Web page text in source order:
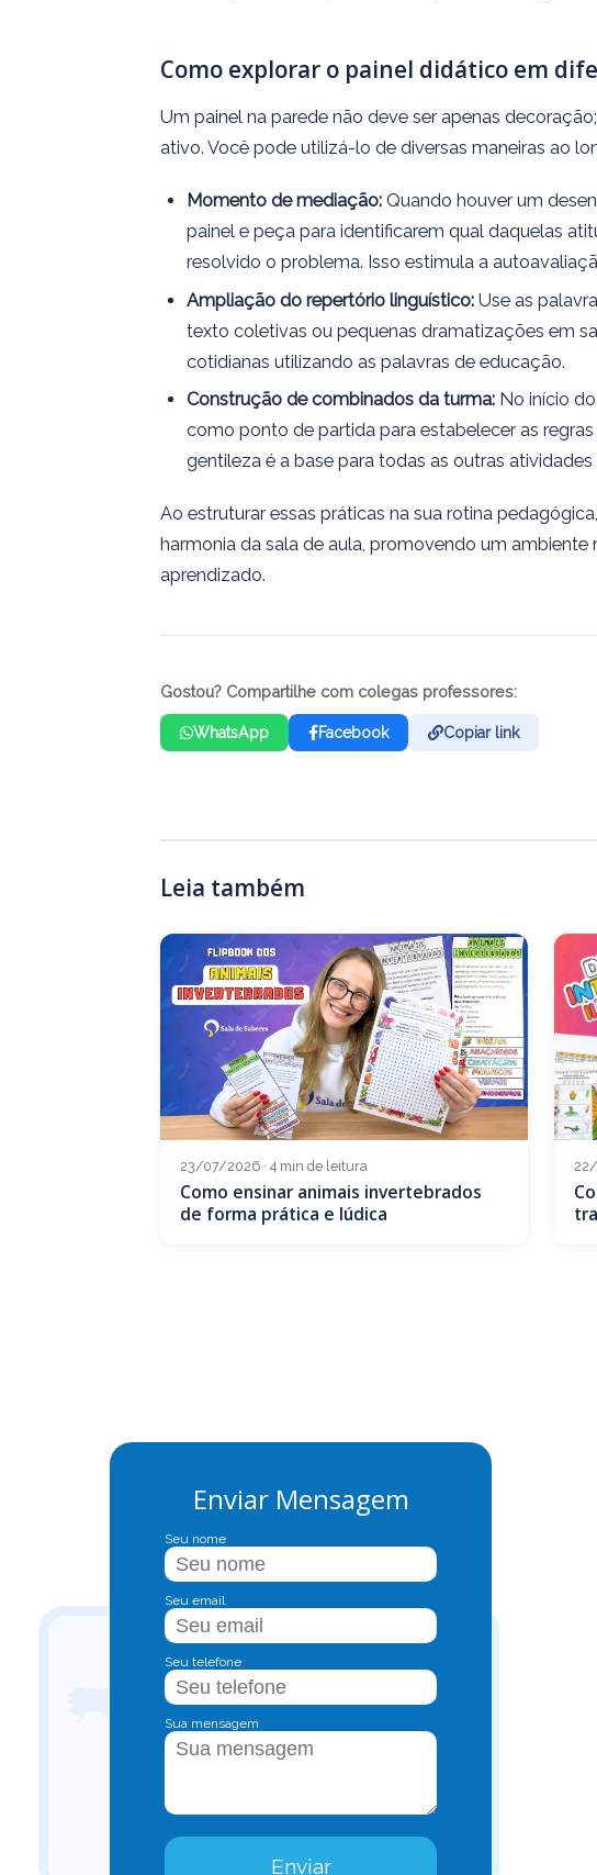
Como explorar o painel didático em
Um painel na parede não deve ser apenas
ativo. Você pode utilizá-lo de diversas maneiras ao
Momento de mediação: Quando houver um
painel e peça para identificarem qual daquelas
resolvido o problema. Isso estimula a
Ampliação do repertório linguístico: Use as
texto coletivas ou pequenas dramatizações em
cotidianas utilizando as palavras de educação.
Construção de combinados da turma: No início
como ponto de partida para estabelecer as
gentileza é a base para todas as outras atividades
Ao estruturar essas práticas na sua rotina
harmonia da sala de aula, promovendo um
aprendizado.
Gostou? Compartilhe com colegas professores:
WhatsApp Facebook Copiar link
Leia também
23/07/2026 · 4 min de leitura
Como ensinar animais invertebrados
de forma prática e lúdica
22/
Enviar Mensagem
Seu nome
Seu email
Seu telefone
Sua mensagem
Enviar